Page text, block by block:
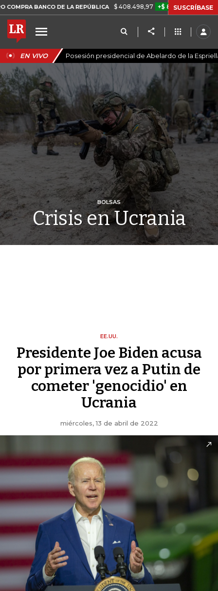
DE LA REPÚBLICA $ 408.498,97 +$ 8.753,81 +2,19% TASA
SUSCRÍBASE
EN VIVO Posesión presidencial de Abelardo de la
BOLSAS
Crisis en Ucrania
EE.UU.
Presidente Joe Biden acusa
por primera vez a Putin de
cometer 'genocidio' en
Ucrania
miércoles, 13 de abril de 2022